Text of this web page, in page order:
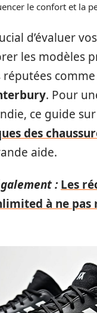
le confort et la
d’évaluer
les modèles
réputées comme
. Pour
ce guide
des
aide.
: Les
à ne pas